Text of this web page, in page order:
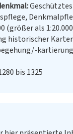
(größer als
historischer
bis 1325